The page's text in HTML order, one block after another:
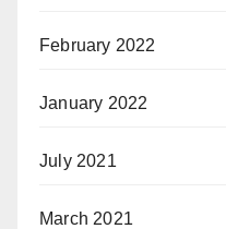
February 2022
January 2022
July 2021
March 2021